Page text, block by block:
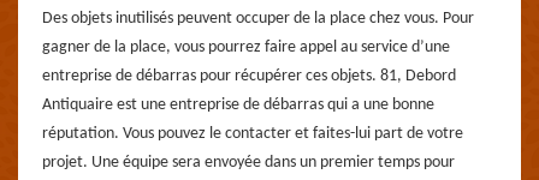
Des objets inutilisés peuvent occuper de la place chez vous. Pour
gagner de la place, vous pourrez faire appel au service d’une
entreprise de débarras pour récupérer ces objets. 81, Debord
Antiquaire est une entreprise de débarras qui a une bonne
réputation. Vous pouvez le contacter et faites-lui part de votre
projet. Une équipe sera envoyée dans un premier temps pour